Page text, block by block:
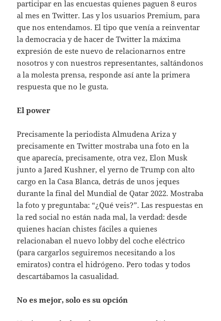
participar en las encuestas quienes paguen 8 euros
al mes en Twitter. Las y los usuarios Premium, para
que nos entendamos. El tipo que venía a reinventar
la democracia y de hacer de Twitter la máxima
expresión de este nuevo de relacionarnos entre
nosotros y con nuestros representantes, saltándonos
a la molesta prensa, responde así ante la primera
respuesta que no le gusta.
El power
Precisamente la periodista Almudena Ariza y
precisamente en Twitter mostraba una foto en la
que aparecía, precisamente, otra vez, Elon Musk
junto a Jared Kushner, el yerno de Trump con alto
cargo en la Casa Blanca, detrás de unos jeques
durante la final del Mundial de Qatar 2022. Mostraba
la foto y preguntaba: “¿Qué veis?”. Las respuestas en
la red social no están nada mal, la verdad: desde
quienes hacían chistes fáciles a quienes
relacionaban el nuevo lobby del coche eléctrico
(para cargarlos seguiremos necesitando a los
emiratos) contra el hidrógeno. Pero todas y todos
descartábamos la casualidad.
No es mejor, solo es su opción